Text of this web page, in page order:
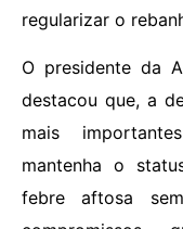
regularizar o
O presidente da
destacou que, a
mais
mantenha o
febre aftosa